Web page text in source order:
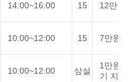
14:00~16:00 15 12만원
10:00~12:00 15 7만원
10:00~12:00 상설
1만원(
기 지참)